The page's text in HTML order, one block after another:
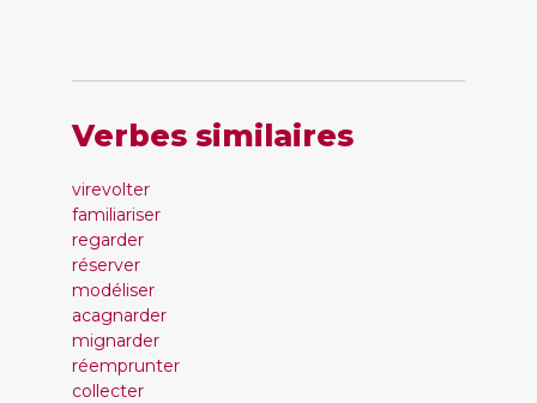
Verbes similaires
virevolter
familiariser
regarder
réserver
modéliser
acagnarder
mignarder
réemprunter
collecter